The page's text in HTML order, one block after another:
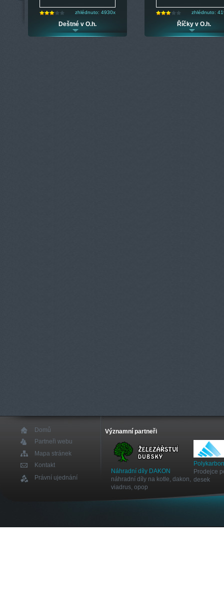
zhlédnuto: 4930x
Deštné v O.h.
zhlédnuto:
Říčky v O.h.
Domů
Partneři webu
Mapa stránek
Kontakt
Právní ujednání
Významní partneři
Náhradní díly DAKON
náhradní díly na kotle, dakon,
viadrus, opop
Prodejce
desek